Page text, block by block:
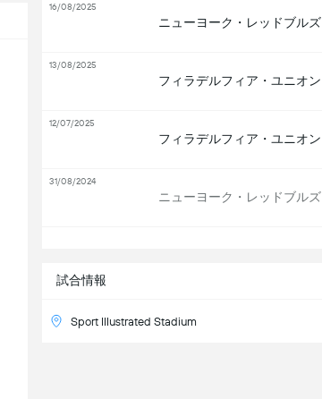
試合情報
Sport Illustrated Stadium
ニューヨーク・レッドブルズ
16/08/2025
フィラデルフィア・ユニオン
13/08/2025
フィラデルフィア・ユニオン
12/07/2025
ニューヨーク・レッドブルズ
31/08/2024